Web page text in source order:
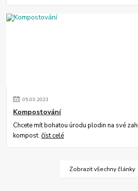
05.03.2023
Kompostování
Chcete mít bohatou úrodu plodin na své
kompost.číst celé
Zobrazit všechny články